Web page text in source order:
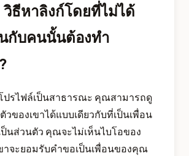
วิธีหาลิงก์โดยที่ไม่ได้
นกับคนนั้นต้องทำ
ปรไฟล์เป็นสาธารณะ คุณสามารถดู
ของเขาได้แบบเดียวกับที่เป็นเพื่อน
ป็นส่วนตัว คุณจะไม่เห็นไบโอของ
ขาจะยอมรับคำขอเป็นเพื่อนของคุณ